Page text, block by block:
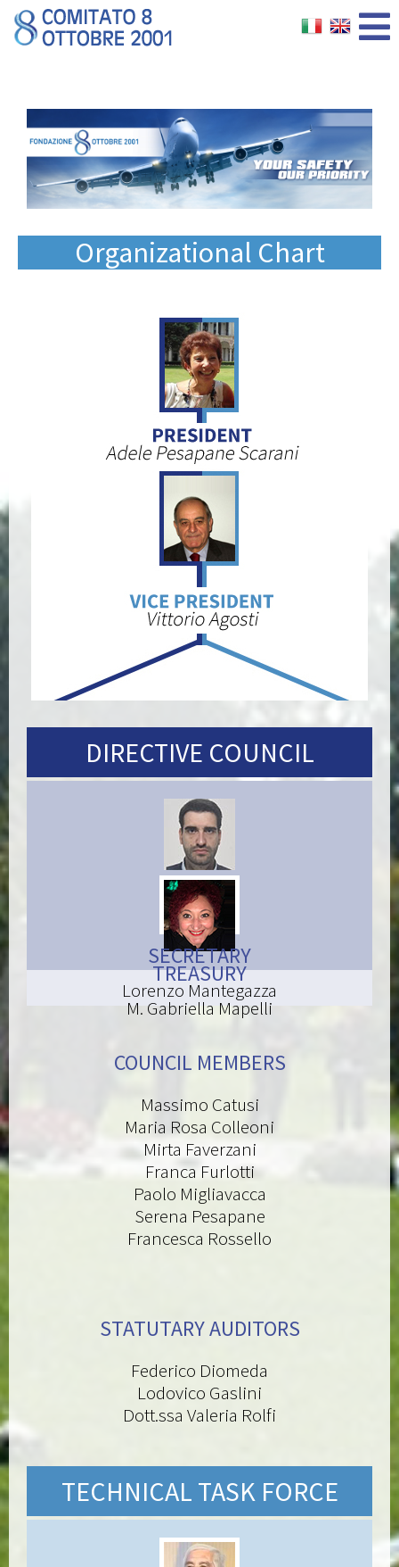
Organizational Chart
DIRECTIVE COUNCIL
SECRETARY
TREASURY
Lorenzo Mantegazza
M. Gabriella Mapelli
COUNCIL MEMBERS
Massimo Catusi
Maria Rosa Colleoni
Mirta Faverzani
Franca Furlotti
Paolo Migliavacca
Serena Pesapane
Francesca Rossello
STATUTARY AUDITORS
Federico Diomeda
Lodovico Gaslini
Dott.ssa Valeria Rolfi
TECHNICAL TASK FORCE